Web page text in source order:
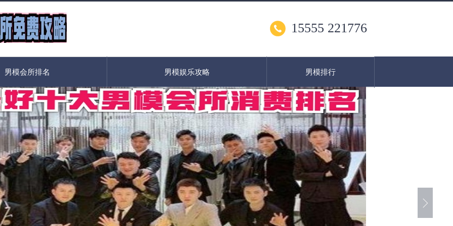
15555 221776
男模会所排名 男模娱乐攻略 男模排行